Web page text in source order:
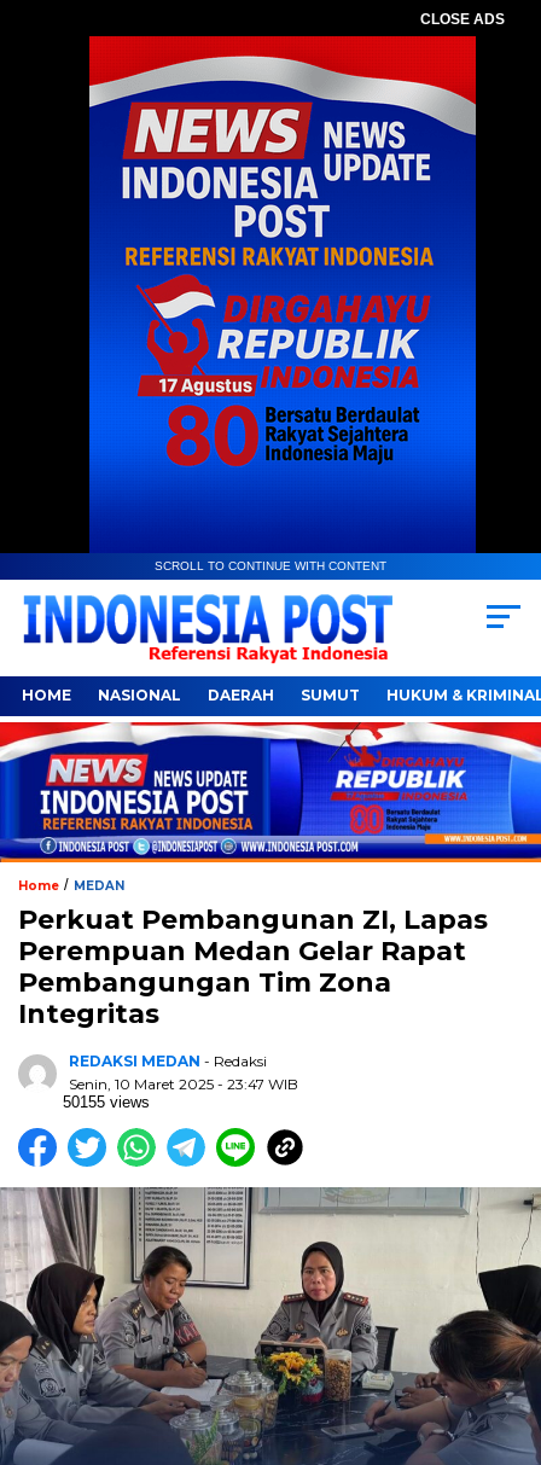
CLOSE ADS
SCROLL TO CONTINUE WITH CONTENT
HOME NASIONAL DAERAH SUMUT HUKUM &
Home / MEDAN
Perkuat Pembangunan ZI, Lapas
Perempuan Medan Gelar Rapat
Pembangungan Tim Zona
Integritas
REDAKSI MEDAN - Redaksi
Senin, 10 Maret 2025 - 23:47 WIB
50155 views